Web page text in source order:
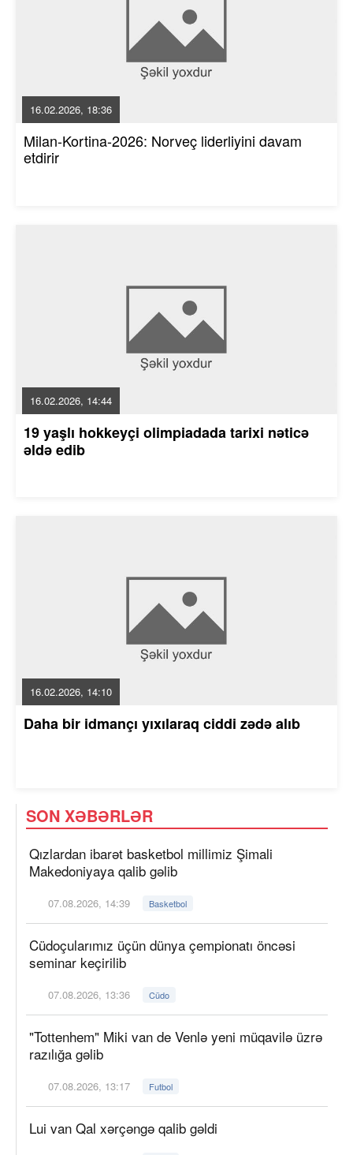
16.02.2026, 18:36
Milan-Kortina-2026: Norveç liderliyini davam
etdirir
16.02.2026, 14:44
19 yaşlı hokkeyçi olimpiadada tarixi nəticə
əldə edib
16.02.2026, 14:10
Daha bir idmançı yıxılaraq ciddi zədə alıb
SON XƏBƏRLƏR
Qızlardan ibarət basketbol millimiz Şimali
Makedoniyaya qalib gəlib
07.08.2026, 14:39 Basketbol
Cüdoçularımız üçün dünya çempionatı öncəsi
seminar keçirilib
07.08.2026, 13:36 Cüdo
"Tottenhem" Miki van de Venlə yeni müqavilə üzrə
razılığa gəlib
07.08.2026, 13:17 Futbol
Lui van Qal xərçəngə qalib gəldi